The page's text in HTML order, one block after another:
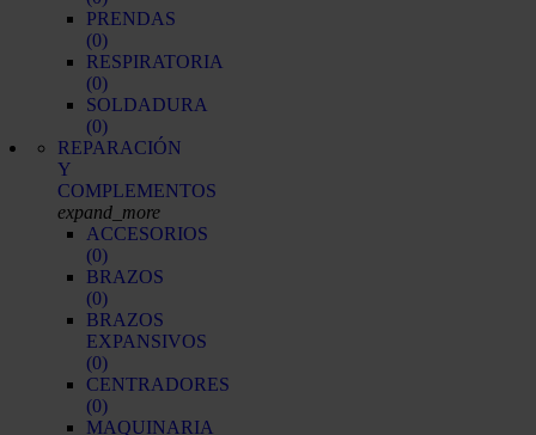
PRENDAS
(0)
RESPIRATORIA
(0)
SOLDADURA
(0)
REPARACIÓN
Y
COMPLEMENTOS
expand_more
ACCESORIOS
(0)
BRAZOS
(0)
BRAZOS
EXPANSIVOS
(0)
CENTRADORES
(0)
MAQUINARIA